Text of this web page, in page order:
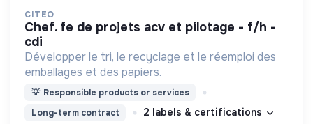
CITEO
chef. fe de projets acv et pilotage - f/h -
cdi
Développer le tri, le recyclage et le réemploi des
emballages et des papiers.
💡 Responsible products or services
Long-term contract
2 labels & certifications